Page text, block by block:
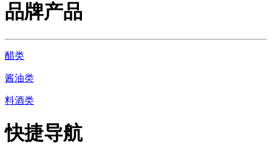
品牌产品
醋类
酱油类
料酒类
快捷导航